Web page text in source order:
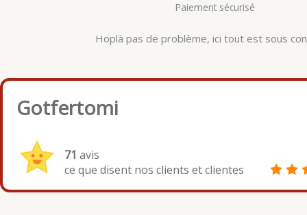
Paiement sécurisé
Hoplà pas de problème, ici tout est sous
Gotfertomi
71 avis
ce que disent nos clients et clientes